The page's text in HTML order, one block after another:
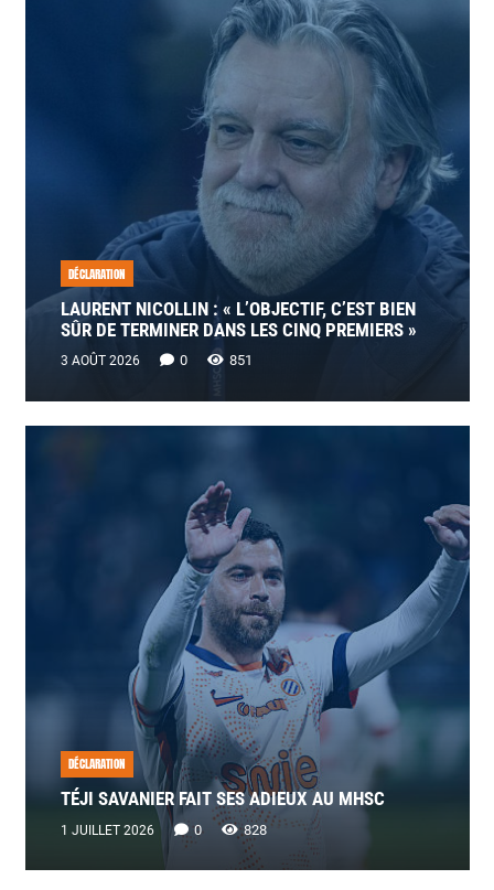
DÉCLARATION
LAURENT NICOLLIN : « L’OBJECTIF, C’EST BIEN
SÛR DE TERMINER DANS LES CINQ PREMIERS »
3 AOÛT 2026 0 851
DÉCLARATION
TÉJI SAVANIER FAIT SES ADIEUX AU MHSC
1 JUILLET 2026 0 828